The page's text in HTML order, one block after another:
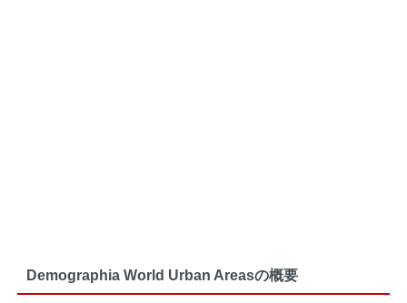
Demographia World Urban Areasの概要